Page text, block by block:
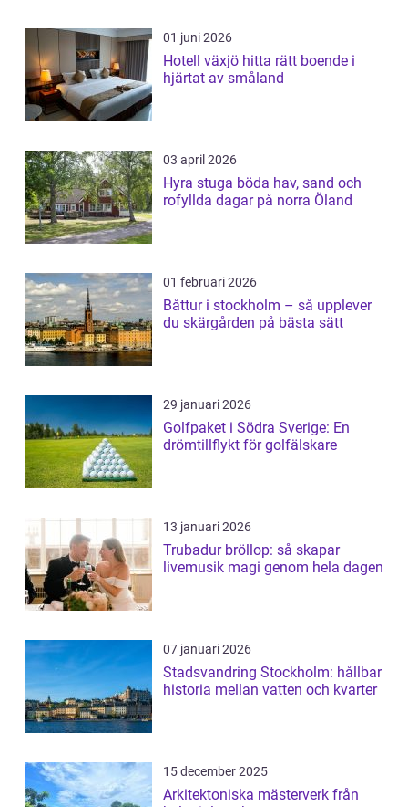
01 juni 2026
Hotell växjö hitta rätt boende i
hjärtat av småland
03 april 2026
Hyra stuga böda hav, sand och
rofyllda dagar på norra Öland
01 februari 2026
Båttur i stockholm – så upplever
du skärgården på bästa sätt
29 januari 2026
Golfpaket i Södra Sverige: En
drömtillflykt för golfälskare
13 januari 2026
Trubadur bröllop: så skapar
livemusik magi genom hela dagen
07 januari 2026
Stadsvandring Stockholm: hållbar
historia mellan vatten och kvarter
15 december 2025
Arkitektoniska mästerverk från